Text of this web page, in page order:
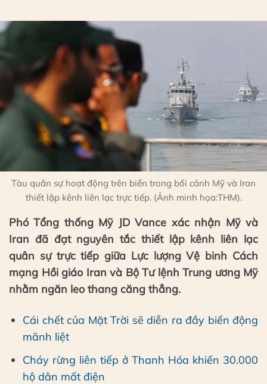
Tàu quân sự hoạt động trên biển trong bối cảnh Mỹ và Iran
thiết lập kênh liên lạc trực tiếp. (Ảnh minh họa:THM).
Phó Tổng thống Mỹ JD Vance xác nhận Mỹ và
Iran đã đạt nguyên tắc thiết lập kênh liên lạc
quân sự trực tiếp giữa Lực lượng Vệ binh Cách
mạng Hồi giáo Iran và Bộ Tư lệnh Trung ương Mỹ
nhằm ngăn leo thang căng thẳng.
Cái chết của Mặt Trời sẽ diễn ra đầy biến động
mãnh liệt
Cháy rừng liên tiếp ở Thanh Hóa khiến 30.000
hộ dân mất điện